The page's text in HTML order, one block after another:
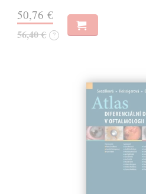
50,76 €
56,40 € ?